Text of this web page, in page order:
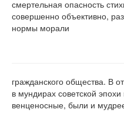
смертельная опасность
совершенно объективно,
нормы морали
гражданского общества. В
в мундирах советской
венценосные, были и